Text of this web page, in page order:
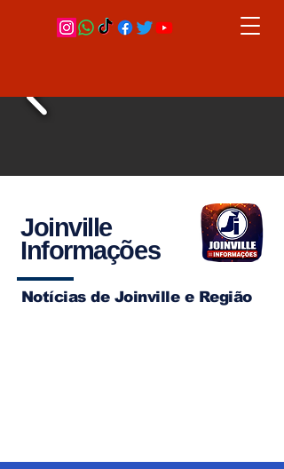
Joinville
Informações
Notícias de Joinville e Região